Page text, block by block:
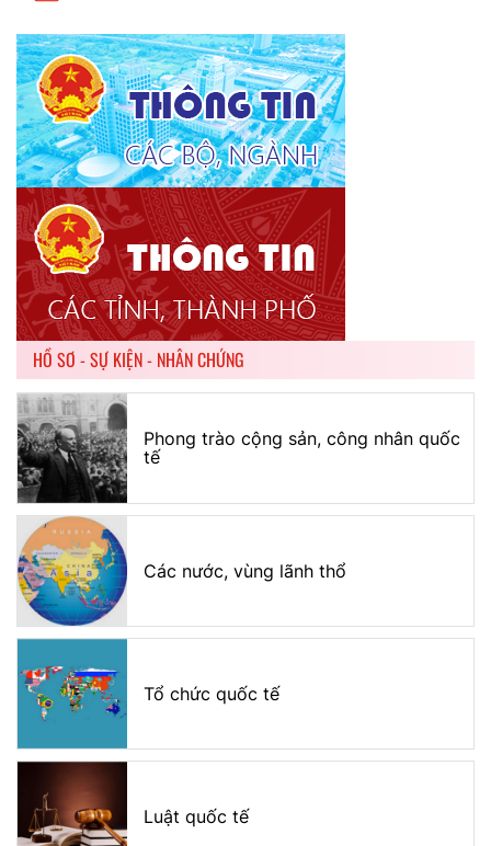
HỒ SƠ - SỰ KIỆN - NHÂN CHỨNG
Phong trào cộng sản, công nhân quốc
tế
Các nước, vùng lãnh thổ
Tổ chức quốc tế
Luật quốc tế